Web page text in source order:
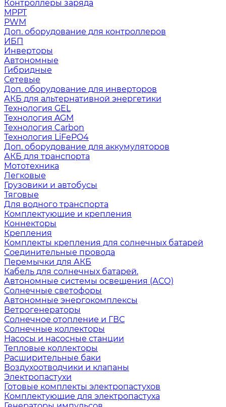
Контроллеры заряда
MPPT
PWM
Доп. оборудование для контроллеров
ИБП
Инверторы
Автономные
Гибридные
Сетевые
Доп. оборудование для инверторов
АКБ для альтернативной энергетики
Технология GEL
Технология AGM
Технология Carbon
Технология LiFePO4
Доп. оборудование для аккумуляторов
АКБ для транспорта
Мототехника
Легковые
Грузовики и автобусы
Тяговые
Для водного транспорта
Комплектующие и крепления
Коннекторы
Крепления
Комплекты крепления для солнечных батарей
Соединительные провода
Перемычки для АКБ
Кабель для солнечных батарей.
Автономные системы освещения (АСО)
Солнечные светофоры
Автономные энергокомплексы
Ветрогенераторы
Солнечное отопление и ГВС
Солнечные коллекторы
Насосы и насосные станции
Тепловые коллекторы
Расширительные баки
Воздухоотводчики и клапаны
Электропастухи
Готовые комплекты электропастухов
Комплектующие для электропастуха